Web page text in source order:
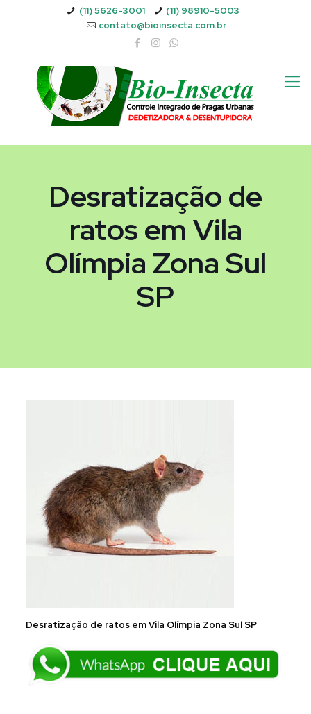
(11) 5626-3001
(11) 98910-5003
contato@bioinsecta.com.br
Desratização de
ratos em Vila
Olímpia Zona Sul
SP
Desratização de ratos em Vila Olímpia Zona Sul SP